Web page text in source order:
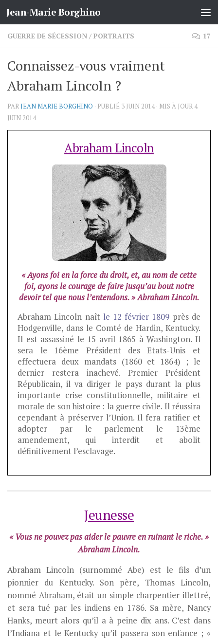
Skip to content
Jean-Marie Borghino
GUERRE DE SÉCESSION / PORTRAITS 17
Connaissez-vous vraiment
Abraham Lincoln ?
PARJEAN MARIE BORGHINO · PUBLIÉ 3 JUIN 2014· MIS À JOUR 4
JUIN 2014
Abraham Lincoln
« Ayons foi en la force du droit, et, au nom de cette
foi, ayons le courage de faire jusqu’au bout notre
devoir tel que nous l’entendons. » Abraham Lincoln.
Abraham Lincoln naît le 12 février 1809 près de
Hodgenville, dans le Comté de Hardin, Kentucky.
Il est assassiné le 15 avril 1865 à Washington. Il
sera le 16ème Président des Etats-Unis et
effectuera deux mandats (1860 et 1864) ; le
dernier restera inachevé. Premier Président
Républicain, il va diriger le pays durant la plus
importante crise constitutionnelle, militaire et
morale de son histoire : la guerre civile. Il réussira
cependant à préserver l’Union. Il fera ratifier et
adopter par le parlement le 13ème
amendement, qui interdit et abolit
définitivement l’esclavage.
Jeunesse
« Vous ne pouvez pas aider le pauvre en ruinant le riche. »
Abraham Lincoln.
Abraham Lincoln (surnommé Abe) est le fils d’un
pionnier du Kentucky. Son père, Thomas Lincoln,
nommé Abraham, était un simple charpentier illettré,
et sera tué par les indiens en 1786. Sa mère, Nancy
Hanks, meurt alors qu’il a à peine dix ans. C’est dans
l’Indiana et le Kentucky qu’il passera son enfance ; «